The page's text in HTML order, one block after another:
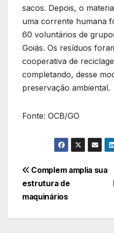
sacos. Depois, o
uma corrente humana
60 voluntários de
Goiás. Os resíduos
cooperativa de
completando, desse
preservação ambiental.
Fonte: OCB/GO
Navegação
de
Post
Complem amplia sua
estrutura de
maquinários